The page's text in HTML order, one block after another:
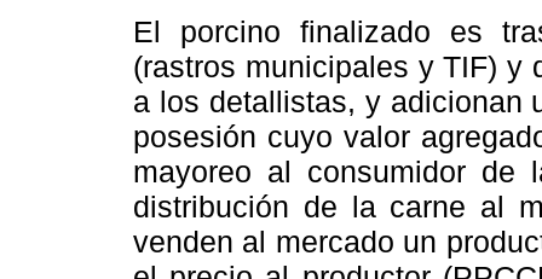
El porcino finalizado es
(rastros municipales y TIF) y
a los detallistas, y adicionan
posesión cuyo valor
mayoreo al consumidor
distribución de la carne al
venden al mercado un